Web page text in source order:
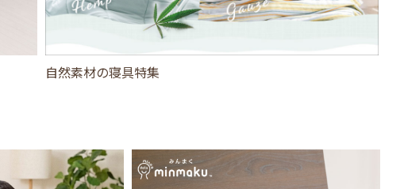
自然素材の寝具特集